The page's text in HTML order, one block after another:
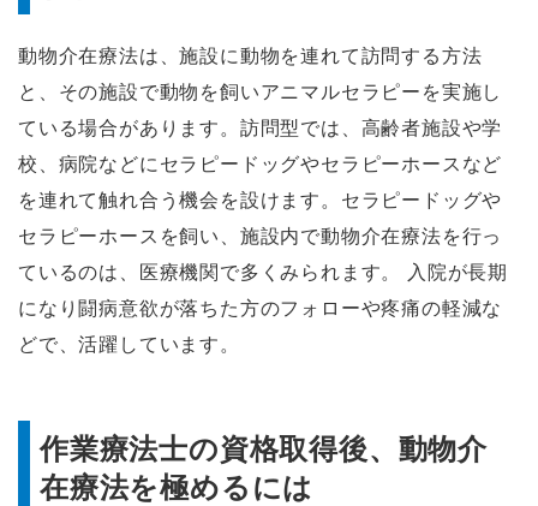
動物介在療法は、施設に動物を連れて訪問する方法
と、その施設で動物を飼いアニマルセラピーを実施し
ている場合があります。訪問型では、高齢者施設や学
校、病院などにセラピードッグやセラピーホースなど
を連れて触れ合う機会を設けます。セラピードッグや
セラピーホースを飼い、施設内で動物介在療法を行っ
ているのは、医療機関で多くみられます。 入院が長期
になり闘病意欲が落ちた方のフォローや疼痛の軽減な
どで、活躍しています。
作業療法士の資格取得後、動物介
在療法を極めるには